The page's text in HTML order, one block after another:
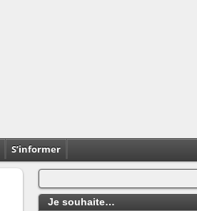
S’informer
Je souhaite…